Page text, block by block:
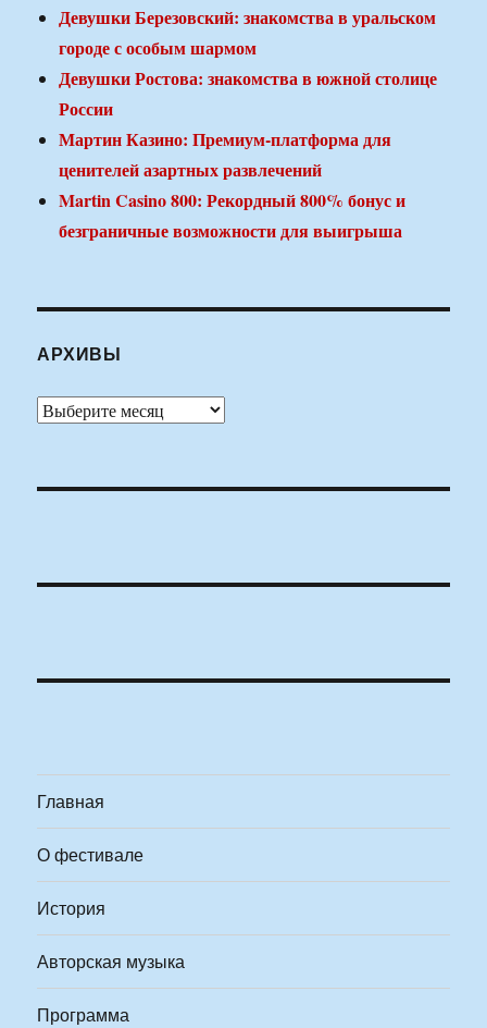
Девушки Березовский: знакомства в уральском
городе с особым шармом
Девушки Ростова: знакомства в южной столице
России
Мартин Казино: Премиум-платформа для
ценителей азартных развлечений
Martin Casino 800: Рекордный 800% бонус и
безграничные возможности для выигрыша
АРХИВЫ
Архивы
Главная
О фестивале
История
Авторская музыка
Программа